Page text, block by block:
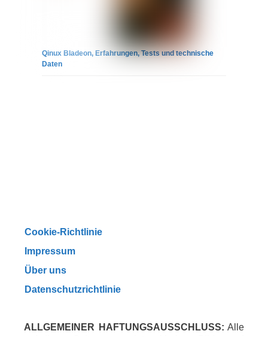
Qinux Bladeon, Erfahrungen, Tests und technische
Daten
Cookie-Richtlinie
Impressum
Über uns
Datenschutzrichtlinie
ALLGEMEINER HAFTUNGSAUSSCHLUSS: Alle